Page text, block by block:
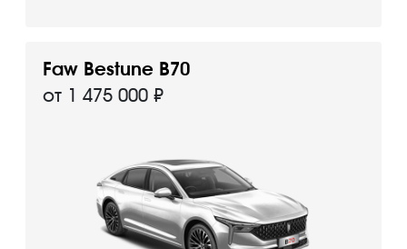
Faw Bestune B70
от 1 475 000 ₽